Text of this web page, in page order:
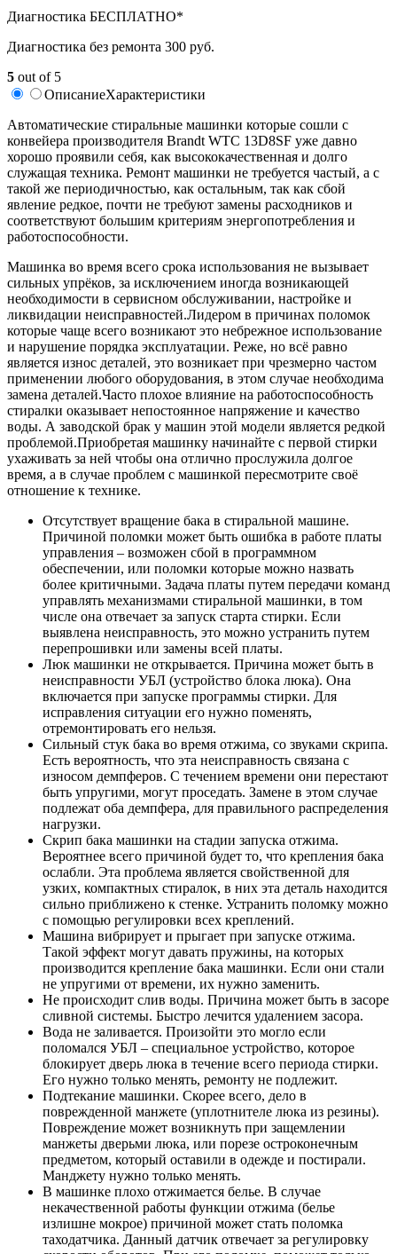
Диагностика БЕСПЛАТНО*
Диагностика без ремонта 300 руб.
5 out of 5
ОписаниеХарактеристики
Автоматические стиральные машинки которые сошли с
конвейера производителя Brandt WTC 13D8SF уже давно
хорошо проявили себя, как высококачественная и долго
служащая техника. Ремонт машинки не требуется частый, а с
такой же периодичностью, как остальным, так как сбой
явление редкое, почти не требуют замены расходников и
соответствуют большим критериям энергопотребления и
работоспособности.
Машинка во время всего срока использования не вызывает
сильных упрёков, за исключением иногда возникающей
необходимости в сервисном обслуживании, настройке и
ликвидации неисправностей.Лидером в причинах поломок
которые чаще всего возникают это небрежное использование
и нарушение порядка эксплуатации. Реже, но всё равно
является износ деталей, это возникает при чрезмерно частом
применении любого оборудования, в этом случае необходима
замена деталей.Часто плохое влияние на работоспособность
стиралки оказывает непостоянное напряжение и качество
воды. А заводской брак у машин этой модели является редкой
проблемой.Приобретая машинку начинайте с первой стирки
ухаживать за ней чтобы она отлично прослужила долгое
время, а в случае проблем с машинкой пересмотрите своё
отношение к технике.
Отсутствует вращение бака в стиральной машине.
Причиной поломки может быть ошибка в работе платы
управления – возможен сбой в программном
обеспечении, или поломки которые можно назвать
более критичными. Задача платы путем передачи команд
управлять механизмами стиральной машинки, в том
числе она отвечает за запуск старта стирки. Если
выявлена неисправность, это можно устранить путем
перепрошивки или замены всей платы.
Люк машинки не открывается. Причина может быть в
неисправности УБЛ (устройство блока люка). Она
включается при запуске программы стирки. Для
исправления ситуации его нужно поменять,
отремонтировать его нельзя.
Сильный стук бака во время отжима, со звуками скрипа.
Есть вероятность, что эта неисправность связана с
износом демпферов. С течением времени они перестают
быть упругими, могут проседать. Замене в этом случае
подлежат оба демпфера, для правильного распределения
нагрузки.
Скрип бака машинки на стадии запуска отжима.
Вероятнее всего причиной будет то, что крепления бака
ослабли. Эта проблема является свойственной для
узких, компактных стиралок, в них эта деталь находится
сильно приближено к стенке. Устранить поломку можно
с помощью регулировки всех креплений.
Машина вибрирует и прыгает при запуске отжима.
Такой эффект могут давать пружины, на которых
производится крепление бака машинки. Если они стали
не упругими от времени, их нужно заменить.
Не происходит слив воды. Причина может быть в засоре
сливной системы. Быстро лечится удалением засора.
Вода не заливается. Произойти это могло если
поломался УБЛ – специальное устройство, которое
блокирует дверь люка в течение всего периода стирки.
Его нужно только менять, ремонту не подлежит.
Подтекание машинки. Скорее всего, дело в
поврежденной манжете (уплотнителе люка из резины).
Повреждение может возникнуть при защемлении
манжеты дверьми люка, или порезе остроконечным
предметом, который оставили в одежде и постирали.
Манджету нужно только менять.
В машинке плохо отжимается белье. В случае
некачественной работы функции отжима (белье
излишне мокрое) причиной может стать поломка
таходатчика. Данный датчик отвечает за регулировку